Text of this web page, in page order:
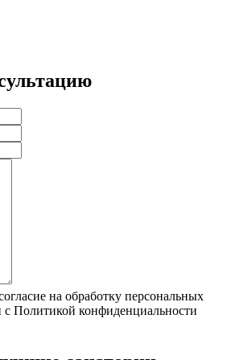
на обработку персональных
с Политикой конфиденциальности